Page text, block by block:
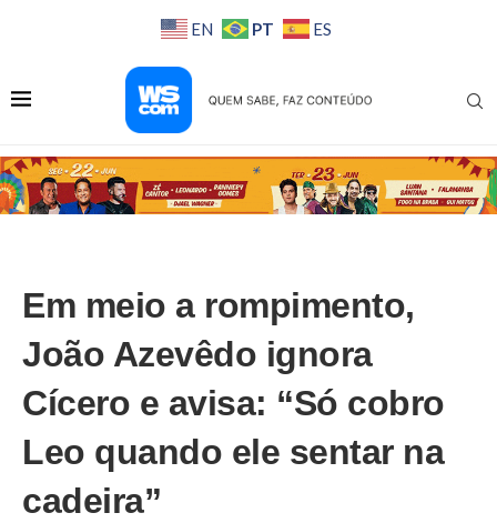
EN PT ES
Em meio a rompimento,
João Azevêdo ignora
Cícero e avisa: “Só cobro
Leo quando ele sentar na
cadeira”